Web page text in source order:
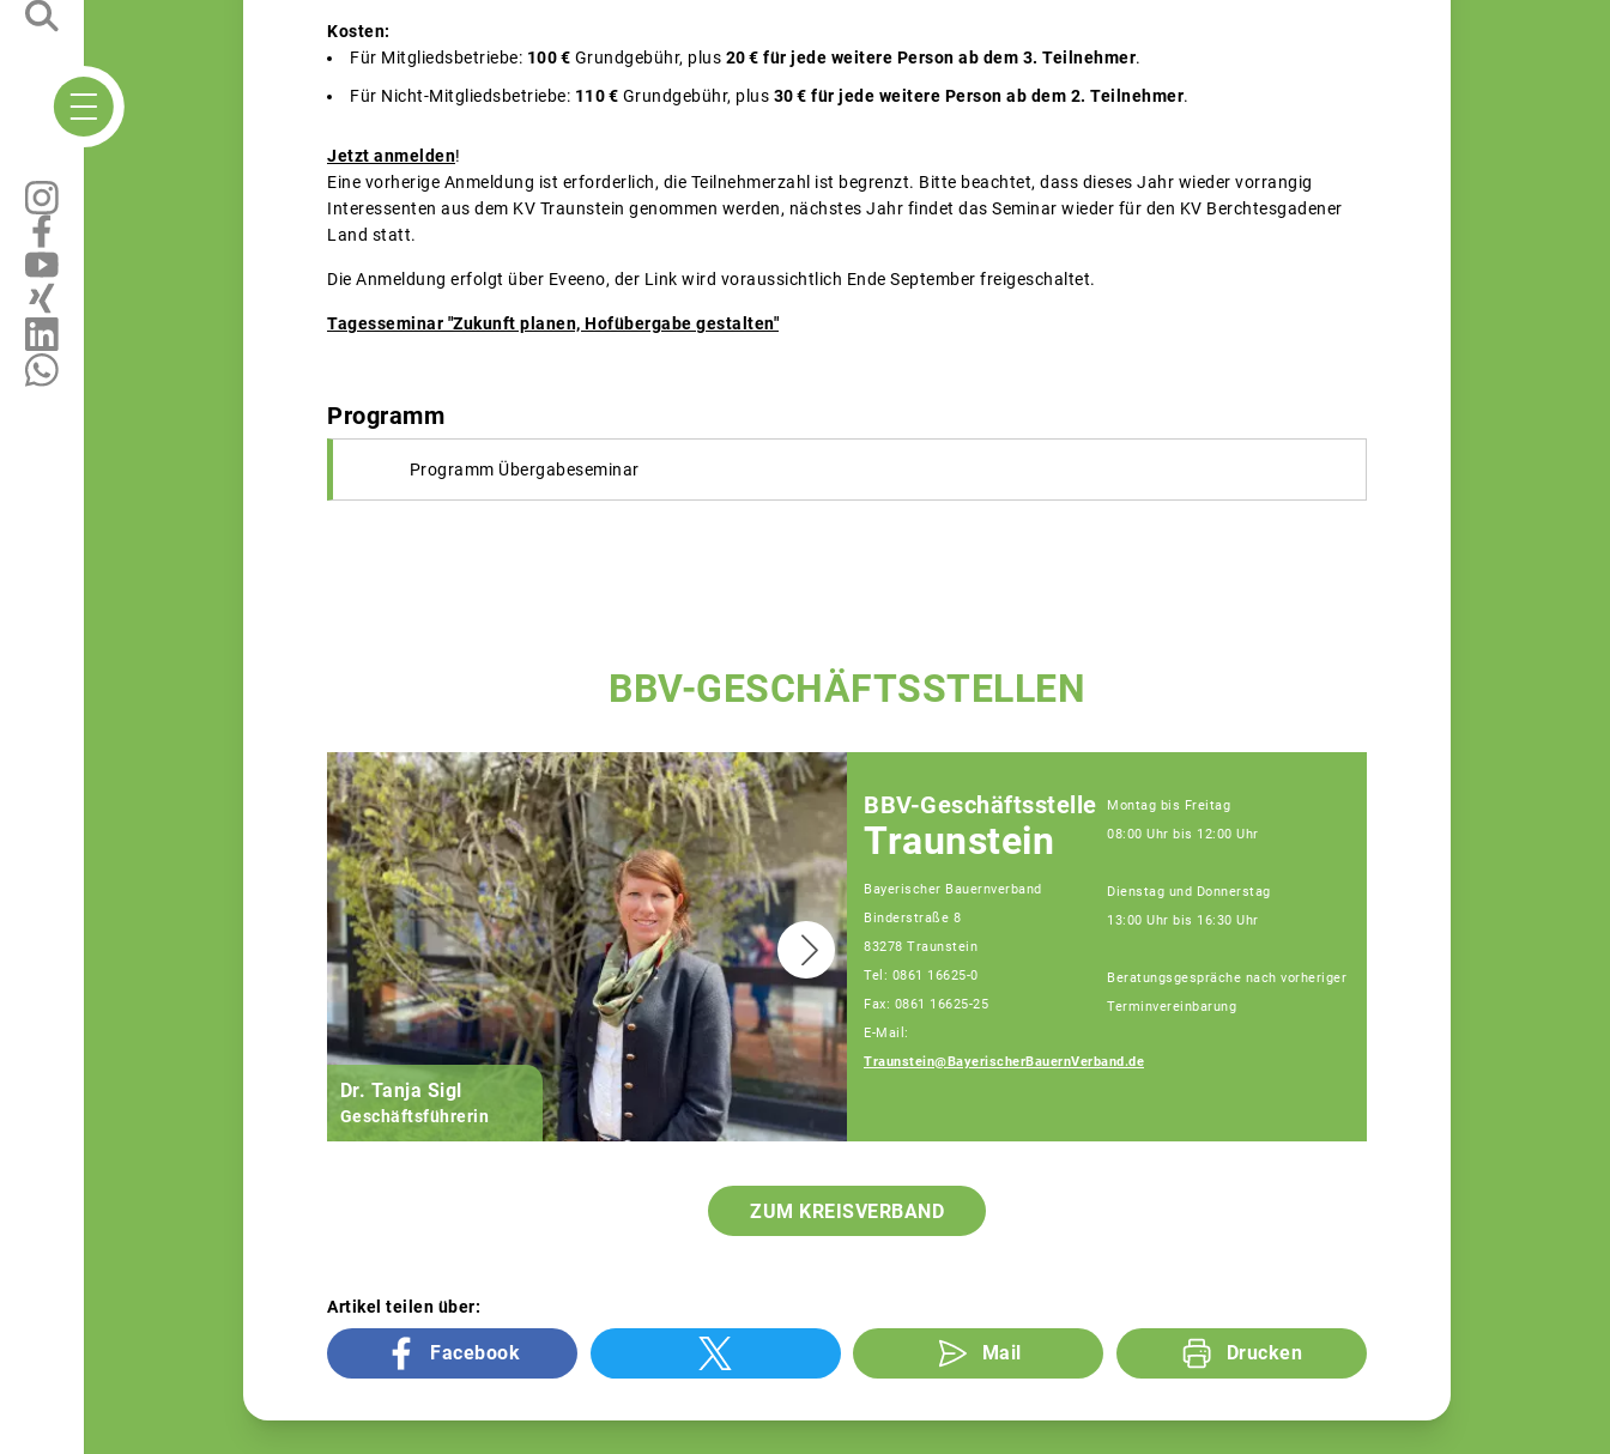
Kosten:
Für Mitgliedsbetriebe: 100 € Grundgebühr, plus 20 € für jede weitere Person ab dem 3. Teilnehmer.
Für Nicht-Mitgliedsbetriebe: 110 € Grundgebühr, plus 30 € für jede weitere Person ab dem 2. Teilnehmer.
Jetzt anmelden!
Eine vorherige Anmeldung ist erforderlich, die Teilnehmerzahl ist begrenzt. Bitte beachtet, dass dieses Jahr wieder vorrangig
Interessenten aus dem KV Traunstein genommen werden, nächstes Jahr findet das Seminar wieder für den KV Berchtesgadener
Land statt.
Die Anmeldung erfolgt über Eveeno, der Link wird voraussichtlich Ende September freigeschaltet.
Tagesseminar "Zukunft planen, Hofübergabe gestalten"
Programm
Programm Übergabeseminar
BBV-GESCHÄFTSSTELLEN
Dr. Tanja Sigl
Geschäftsführerin
BBV-Geschäftsstelle
Traunstein
Bayerischer Bauernverband
Binderstraße 8
83278 Traunstein
Tel: 0861 16625-0
Fax: 0861 16625-25
E-Mail:
Traunstein@BayerischerBauernVerband.de
Montag bis Freitag
08:00 Uhr bis 12:00 Uhr
Dienstag und Donnerstag
13:00 Uhr bis 16:30 Uhr
Beratungsgespräche nach vorheriger
Terminvereinbarung
ZUM KREISVERBAND
Artikel teilen über:
Facebook Mail Drucken